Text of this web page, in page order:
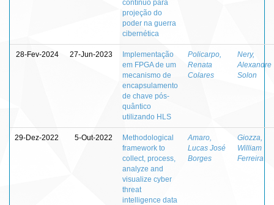
contínuo para
projeção do
poder na guerra
cibernética
28-Fev-2024 27-Jun-2023
Implementação
em FPGA de um
mecanismo de
encapsulamento
de chave pós-
quântico
utilizando HLS
Policarpo,
Renata
Colares
Nery,
Alexandre
Solon
29-Dez-2022 5-Out-2022
Methodological
framework to
collect, process,
analyze and
visualize cyber
threat
intelligence data
Amaro,
Lucas José
Borges
Giozza,
William
Ferreira